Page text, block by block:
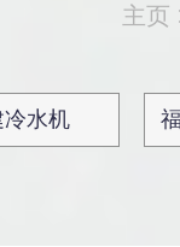
主页
冷水机